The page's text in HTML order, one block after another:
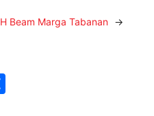
H Beam Marga Tabanan →